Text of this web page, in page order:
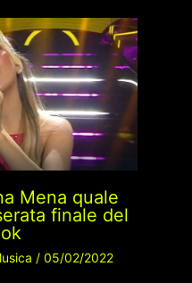
Mena quale
finale del
/ 05/02/2022